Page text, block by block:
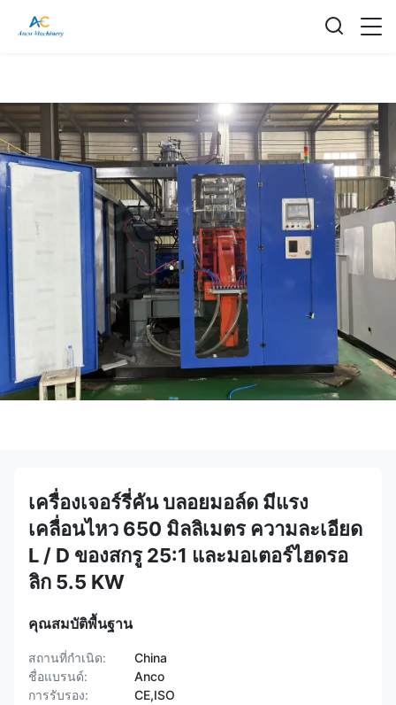
เครื่องเจอร์รี่คัน บลอยมอล์ด มีแรง
เคลื่อนไหว 650 มิลลิเมตร ความละเอียด
L / D ของสกรู 25:1 และมอเตอร์ไฮดรอ
ลิก 5.5 KW
คุณสมบัติพื้นฐาน
สถานที่กำเนิด:
China
ชื่อแบรนด์:
Anco
การรับรอง:
CE,ISO